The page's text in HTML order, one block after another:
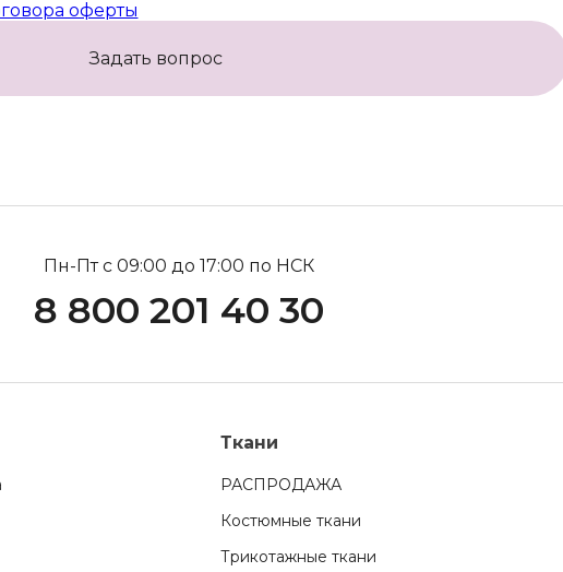
оферты
Задать вопрос
Пн-Пт с 09:00 до 17:00 по НСК
8 800 201 40 30
Ткани
РАСПРОДАЖА
Костюмные ткани
Трикотажные ткани